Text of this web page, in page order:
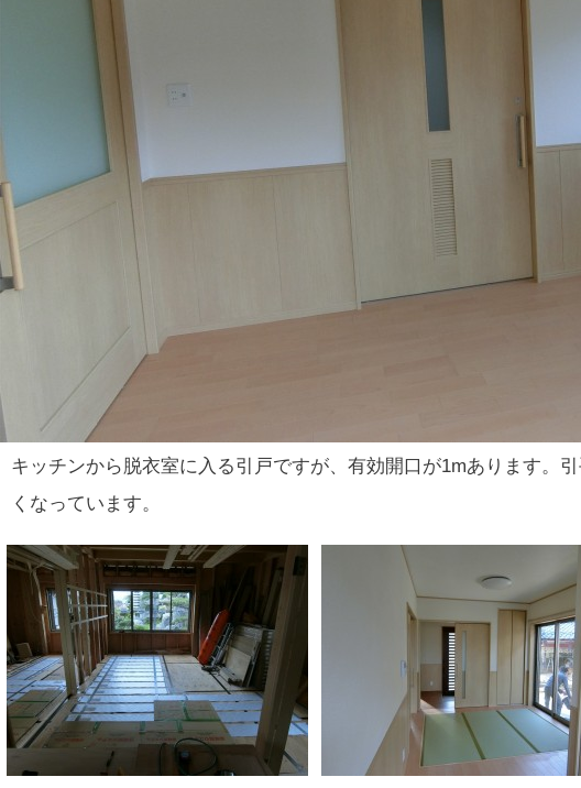
キッチンから脱衣室に入る引戸ですが、有効開口が1mあります。
くなっています。